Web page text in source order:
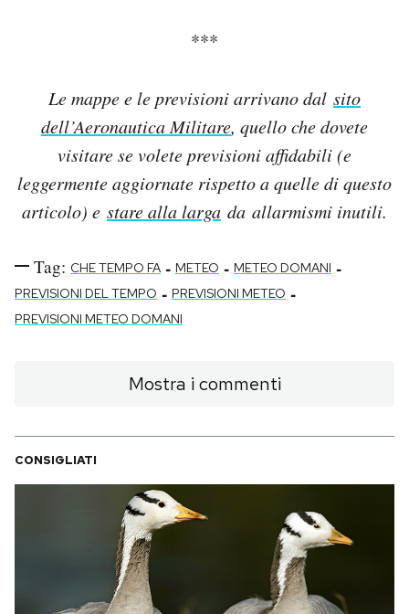
***
Le mappe e le previsioni arrivano dal sito
dell’Aeronautica Militare, quello che dovete
visitare se volete previsioni affidabili (e
leggermente aggiornate rispetto a quelle di questo
articolo) e stare alla larga da allarmismi inutili.
Tag: CHE TEMPO FA - METEO - METEO DOMANI -
PREVISIONI DEL TEMPO - PREVISIONI METEO -
PREVISIONI METEO DOMANI
Mostra i commenti
CONSIGLIATI